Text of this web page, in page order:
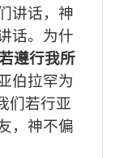
讲话，神
话。为什
遵行我所
伯拉罕为
们若行亚
，神不偏